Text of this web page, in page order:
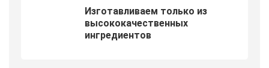
Изготавливаем только из
высококачественных
ингредиентов